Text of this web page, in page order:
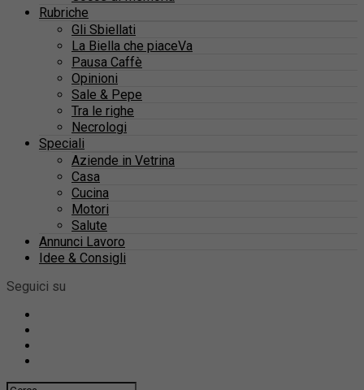
Rubriche
Gli Sbiellati
La Biella che piaceVa
Pausa Caffè
Opinioni
Sale & Pepe
Tra le righe
Necrologi
Speciali
Aziende in Vetrina
Casa
Cucina
Motori
Salute
Annunci Lavoro
Idee & Consigli
Seguici su